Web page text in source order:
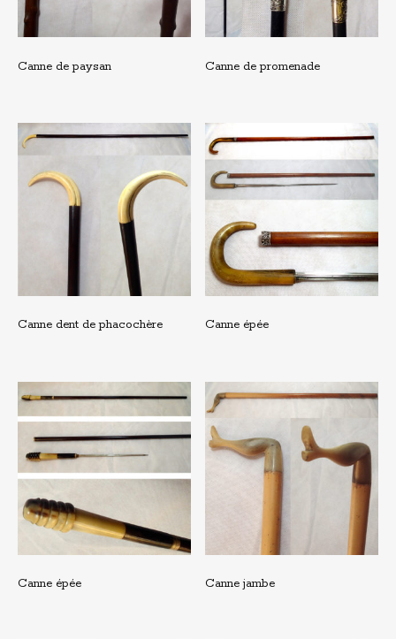
Canne de paysan Canne de promenade
Canne dent de phacochère Canne épée
Canne épée Canne jambe